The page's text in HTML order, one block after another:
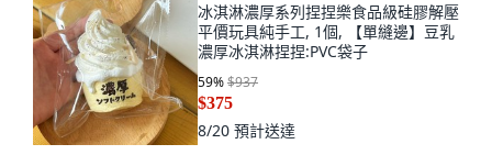
冰淇淋濃厚系列捏捏樂食品級硅膠解壓
平價玩具純手工, 1個, 【單縫邊】豆乳
濃厚冰淇淋捏捏:PVC袋子
59%$937
$375
8/20 預計送達